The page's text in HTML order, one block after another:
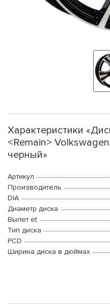
Характеристики
<Remain>
черный»
Артикул
Производитель
DIA
Диаметр диска
Вылет et
Тип диска
PCD
Ширина диска в дюймах